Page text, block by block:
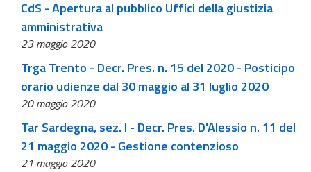
CdS - Apertura al pubblico Uffici della giustizia
amministrativa
23 maggio 2020
Trga Trento - Decr. Pres. n. 15 del 2020 - Posticipo
orario udienze dal 30 maggio al 31 luglio 2020
20 maggio 2020
Tar Sardegna, sez. I - Decr. Pres. D'Alessio n. 11 del
21 maggio 2020 - Gestione contenzioso
21 maggio 2020